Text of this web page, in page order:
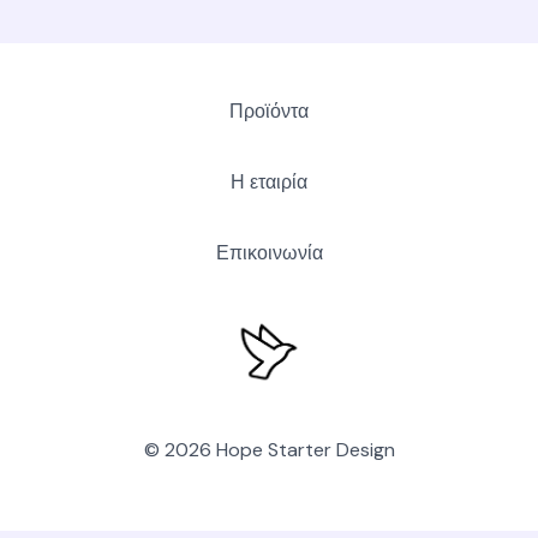
Προϊόντα
Η εταιρία
Επικοινωνία
© 2026 Hope Starter Design